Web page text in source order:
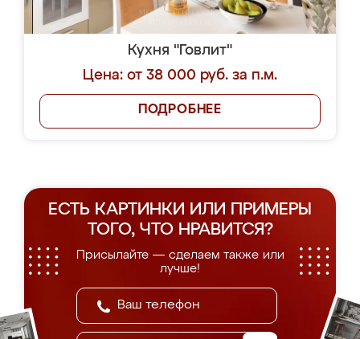
Кухня "Говлит"
Цена: от 38 000 руб. за п.м.
ПОДРОБНЕЕ
ЕСТЬ КАРТИНКИ ИЛИ ПРИМЕРЫ
ТОГО, ЧТО НРАВИТСЯ?
Присылайте — сделаем также или
лучше!